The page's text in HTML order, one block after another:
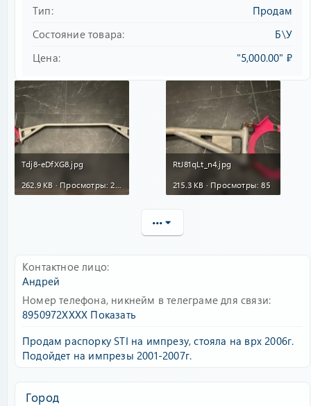
Тип
Продам
Состояние товара
Б\У
Цена
"5,000.00" ₽
Tdj8-eDfXG8.jpg
262.9 KB · Просмотры: 282
RtJ81qLt_n4.jpg
215.3 KB · Просмотры: 85
•••
Контактное лицо
Андрей
Номер телефона, никнейм в телеграме для связи
8950972XXXX Показать
Продам распорку STI на импрезу, стояла на врх 2006г.
Подойдет на импрезы 2001-2007г.
Город